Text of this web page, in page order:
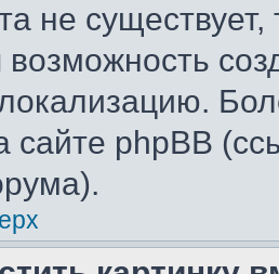
не
возможность
сайте phpBB